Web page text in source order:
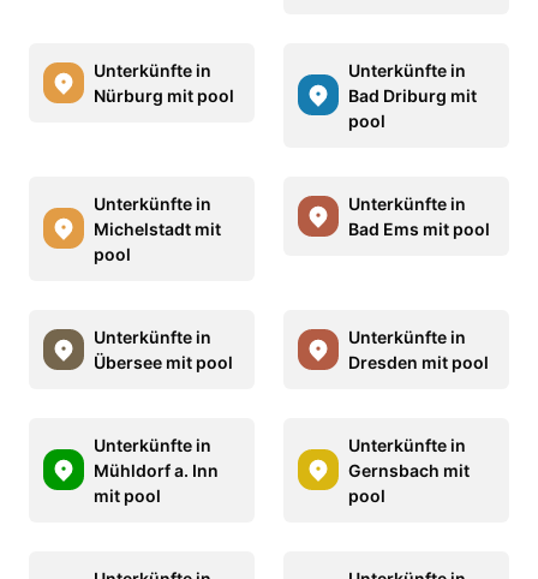
Unterkünfte in
Nürburg mit pool
Unterkünfte in
Bad Driburg mit
pool
Unterkünfte in
Michelstadt mit
pool
Unterkünfte in
Bad Ems mit pool
Unterkünfte in
Übersee mit pool
Unterkünfte in
Dresden mit pool
Unterkünfte in
Mühldorf a. Inn
mit pool
Unterkünfte in
Gernsbach mit
pool